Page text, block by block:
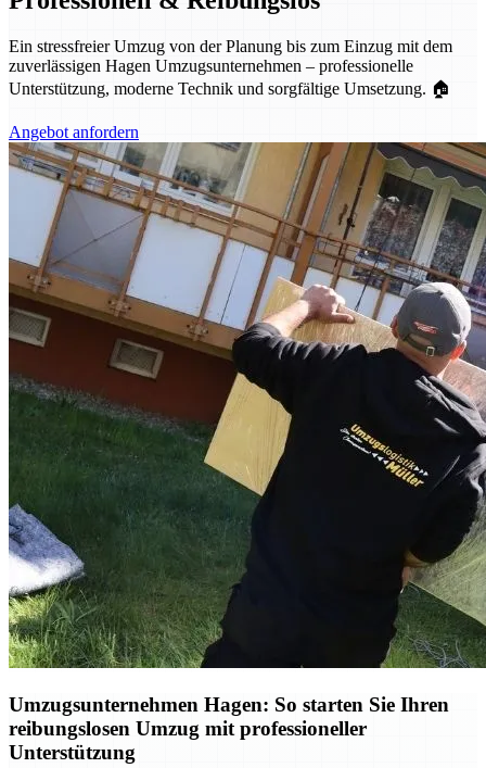
Ein stressfreier Umzug von der Planung bis zum Einzug mit dem
zuverlässigen Hagen Umzugsunternehmen – professionelle
Unterstützung, moderne Technik und sorgfältige Umsetzung. 🏠
Angebot anfordern
Umzugsunternehmen Hagen: So starten Sie Ihren
reibungslosen Umzug mit professioneller
Unterstützung